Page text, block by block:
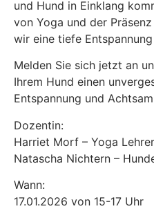
und Hund in Einklang
von Yoga und der
wir eine tiefe
Melden Sie sich jetzt an
Ihrem Hund einen
Entspannung und
Dozentin:
Harriet Morf – Yoga
Natascha Nichtern –
Wann:
17.01.2026 von 15-17 Uhr